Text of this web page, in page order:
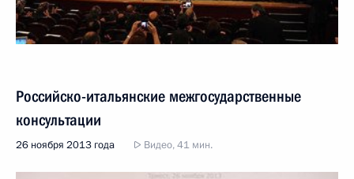
Российско-итальянские межгосударственные
консультации
26 ноября 2013 года Видео, 41 мин.